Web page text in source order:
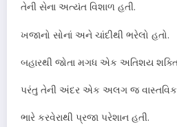
તેની સેના અત્યંત વિશાળ હતી.
ખજાનો સોનાં અને ચાંદીથી ભરેલો હતો.
બહારથી જોતા મગધ એક અતિશય
પરંતુ તેની અંદર એક અલગ જ
ભારે કરવેરાથી પ્રજા પરેશાન હતી.